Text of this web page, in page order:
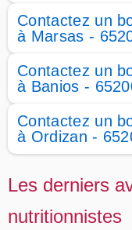
Contactez un
à Marsas -
Contactez un
à Banios -
Contactez un
à Ordizan -
Les derniers
nutritionnistes